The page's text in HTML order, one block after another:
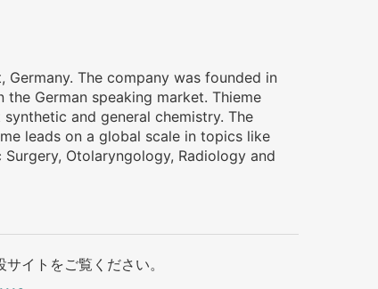
The company was founded in
German speaking market. Thieme
and general chemistry. The
leads on a global scale in topics like
Otolaryngology, Radiology and
イトをご覧ください。